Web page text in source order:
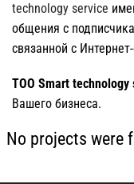
technology service
общения с
связанной с
ТОО Smart technology
Вашего бизнеса.
No projects were